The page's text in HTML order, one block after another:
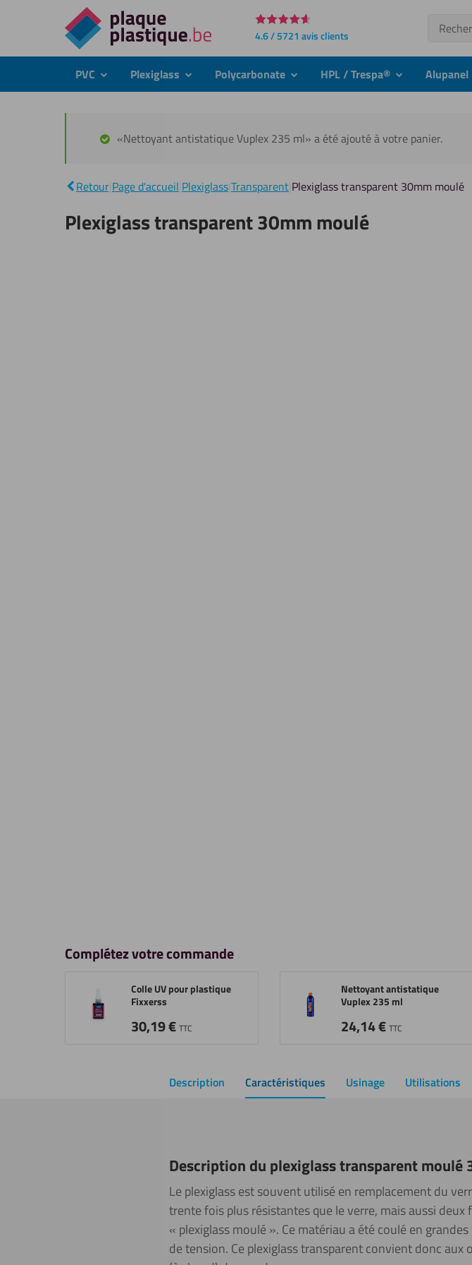
Directement
au
contenu
4.6 / 5721 avis clients
Recherche
PVC submenuPlexiglass submenuPolycarbonate submenuHPL / Trespa® submenuAlupanel
«Nettoyant antistatique Vuplex 235 ml» a été ajouté à votre panier.
Retour Page d'accueil PlexiglassTransparent Plexiglass transparent 30mm moulé
Plexiglass transparent 30mm moulé
Complétez votre commande
Colle UV pour plastique
Fixxerss
30,19€ TTC
Nettoyant antistatique
Vuplex 235 ml
24,14€ TTC
Description Caractéristiques Usinage Utilisations
Description du plexiglass transparent moulé
Le plexiglass est souvent utilisé en remplacement du
trente fois plus résistantes que le verre, mais aussi deux
« plexiglass moulé ». Ce matériau a été coulé en
de tension. Ce plexiglass transparent convient donc aux